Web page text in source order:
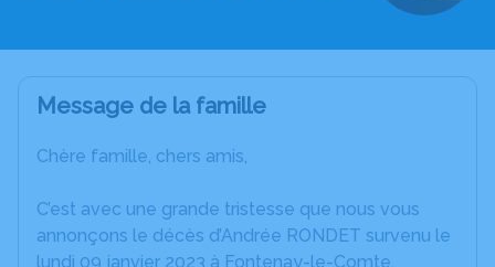
Message de la famille
Chère famille, chers amis,
C’est avec une grande tristesse que nous vous
annonçons le décès d’Andrée RONDET survenu le
lundi 09 janvier 2023 à Fontenay-le-Comte.